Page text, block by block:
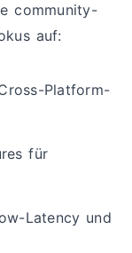
community-
auf:
Platform-
für
Latency und